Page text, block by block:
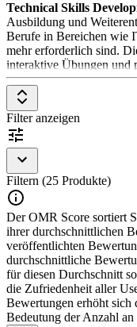
Technical Skills
Ausbildung und
Berufe in Bereichen wie
mehr erforderlich sind.
interaktive Übungen und
die Kompetenzen der
Disziplinen zu
Unternehmen,
technischen Fähigkeiten
wettbewerbsfähig zu
Um in der Kategorie
aufgenommen zu
Eigenschaften aufweisen:
Umfassende
Kursen, die von
reichen.
Praxisorientiertes
Labs und Projekte,
Gelernte
Nutzern, ihren
Filter anzeigen
Filtern (25 Produkte)
Der OMR Score sortiert
ihrer durchschnittlichen
veröffentlichten
durchschnittliche
für diesen Durchschnitt
die Zufriedenheit aller
Bewertungen erhöht sich
Bedeutung der Anzahl